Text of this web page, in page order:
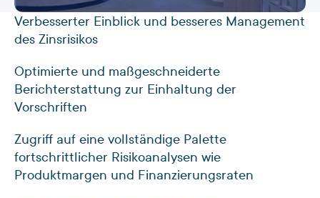
Verbesserter Einblick und besseres Management
des Zinsrisikos
Optimierte und maßgeschneiderte
Berichterstattung zur Einhaltung der
Vorschriften
Zugriff auf eine vollständige Palette
fortschrittlicher Risikoanalysen wie
Produktmargen und Finanzierungsraten